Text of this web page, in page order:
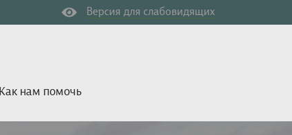
Версия для слабовидящих
Как нам помочь